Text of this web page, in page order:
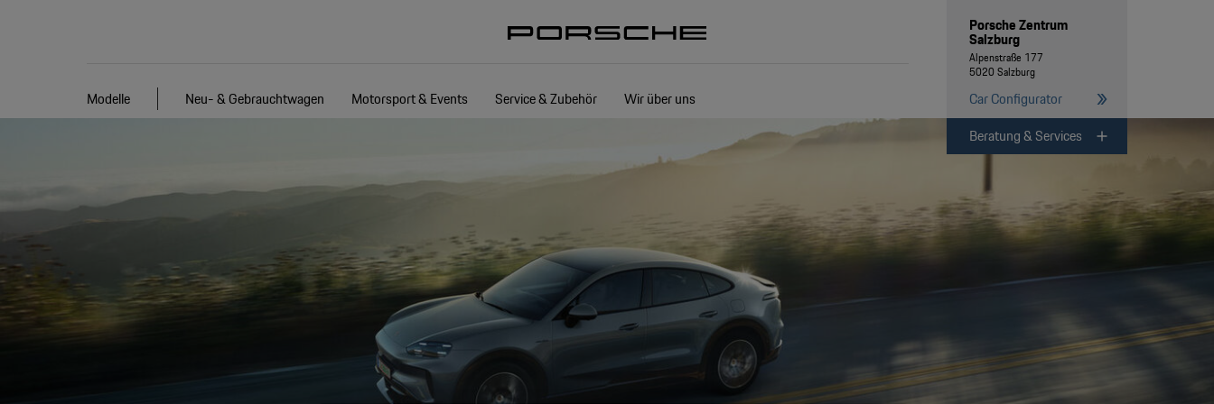
Modelle Neu- & Gebrauchtwagen Motorsport & Events Service & Zubehör Wir über uns
Porsche Zentrum
Salzburg
Alpenstraße 177
5020 Salzburg
Car Configurator
Beratung & Services